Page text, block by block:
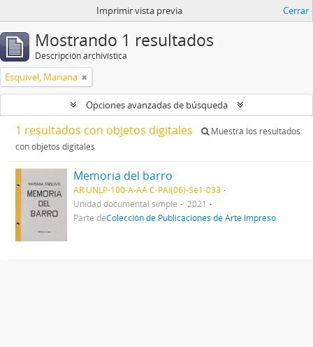
Imprimir vista previa Cerrar
Mostrando 1 resultados
Descripción archivística
Esquivel, Mariana
Opciones avanzadas de búsqueda
1 resultados con objetos digitales
Muestra los resultados
con objetos digitales
Memoria del barro
AR UNLP-100-A-AA C-PAI(06)-Se1-033
Unidad documental simple
2021
Parte deColección de Publicaciones de Arte Impreso